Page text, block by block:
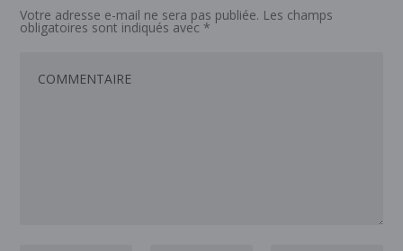
Votre adresse e-mail ne sera pas publiée. Les champs
obligatoires sont indiqués avec *